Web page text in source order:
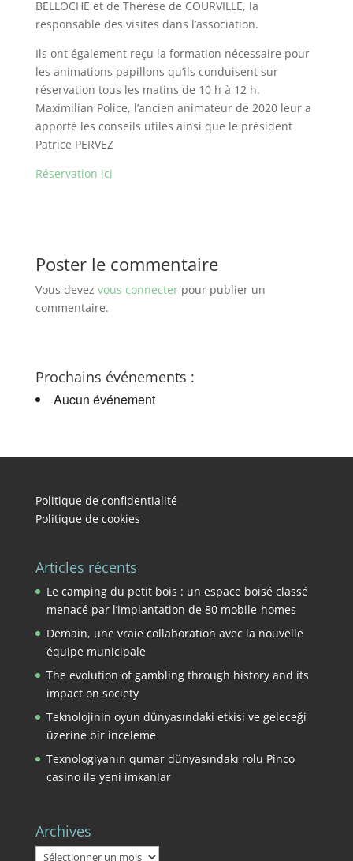
BELLOCHE et de Thérèse de COURVILLE, la
responsable des visites dans l’association.
Ils ont également reçu la formation nécessaire pour
les animations papillons qu’ils conduisent sur
réservation tous les matins de 10 h à 12 h.
Maximilian Police, l’ancien animateur de 2020 leur a
apporté les conseils utiles ainsi que le président
Patrice PERVEZ
Réservation ici
Poster le commentaire
Vous devez vous connecterpour publier un
commentaire.
Prochains événements :
Aucun événement
Politique de confidentialité
Politique de cookies
Articles récents
Le camping du petit bois : un espace boisé classé
menacé par l’implantation de 80 mobile-homes
Demain, une vraie collaboration avec la nouvelle
équipe municipale
The evolution of gambling through history and its
impact on society
Teknolojinin oyun dünyasındaki etkisi ve geleceği
üzerine bir inceleme
Texnologiyanın qumar dünyasındakı rolu Pinco
casino ilə yeni imkanlar
Archives
Archives